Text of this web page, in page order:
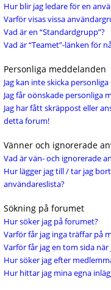
Hur blir jag ledare för en
Varför visas vissa
Vad är en “Standardgrupp”?
Vad är “Teamet”-länken för
Personliga meddelanden
Jag kan inte skicka
Jag får oönskade personliga
Jag har fått skräppost eller
detta forum!
Vänner och ignorerade
Vad är vän- och ignorerade
Hur lägger jag till / tar jag
användareslista?
Sökning på forumet
Hur söker jag på forumet?
Varför får jag inga träffar på
Varför får jag en tom sida när
Hur söker jag efter
Hur hittar jag mina egna